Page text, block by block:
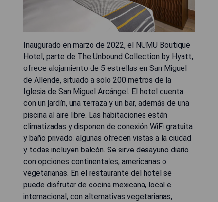
Inaugurado en marzo de 2022, el NUMU Boutique
Hotel, parte de The Unbound Collection by Hyatt,
ofrece alojamiento de 5 estrellas en San Miguel
de Allende, situado a solo 200 metros de la
Iglesia de San Miguel Arcángel. El hotel cuenta
con un jardín, una terraza y un bar, además de una
piscina al aire libre. Las habitaciones están
climatizadas y disponen de conexión WiFi gratuita
y baño privado; algunas ofrecen vistas a la ciudad
y todas incluyen balcón. Se sirve desayuno diario
con opciones continentales, americanas o
vegetarianas. En el restaurante del hotel se
puede disfrutar de cocina mexicana, local e
internacional, con alternativas vegetarianas,